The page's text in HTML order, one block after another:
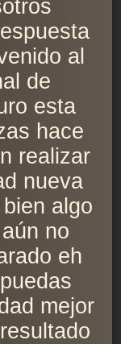
al
de
esta
hace
realizar
nueva
algo
no
eh
mejor